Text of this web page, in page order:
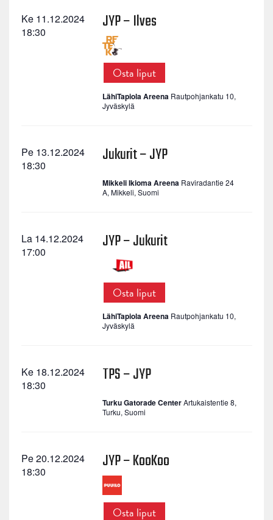
Ke 11.12.2024
18:30
JYP – Ilves
Osta liput
LähiTapiola Areena Rautpohjankatu 10,
Jyväskylä
Pe 13.12.2024
18:30
Jukurit – JYP
Mikkeli Ikioma Areena Raviradantie 24
A, Mikkeli, Suomi
La 14.12.2024
17:00
JYP – Jukurit
Osta liput
LähiTapiola Areena Rautpohjankatu 10,
Jyväskylä
Ke 18.12.2024
18:30
TPS – JYP
Turku Gatorade CenterArtukaistentie 8,
Turku, Suomi
Pe 20.12.2024
18:30
JYP – KooKoo
Osta liput